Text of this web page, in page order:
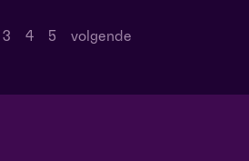
3 4 5 volgende